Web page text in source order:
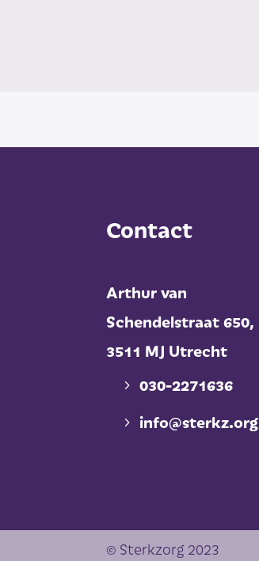
Contact
Arthur van
Schendelstraat 650,
3511 MJ Utrecht
030-2271636
info@sterkz.org
© Sterkzorg 2023